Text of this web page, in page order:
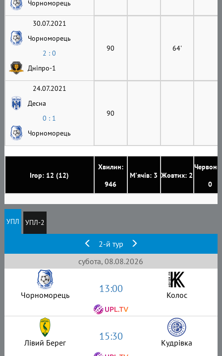
Ігор: 12 (12)
Хвилин:
946
М'ячів: 3 Жовтих: 2
0
Чорноморець
30.07.2021
Чорноморець
2 : 0
Дніпро-1
90 64'
24.07.2021
Десна
0 : 1
Чорноморець
90
УПЛ УПЛ-2
2-й тур
субота, 08.08.2026
Чорноморець 13:00 Колос
Лівий Берег 15:30 Кудрівка